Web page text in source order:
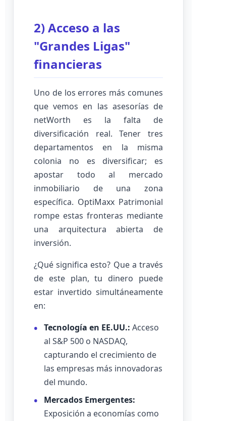
2) Acceso a las
"Grandes Ligas"
financieras
Uno de los errores más comunes
que vemos en las asesorías de
netWorth es la falta de
diversificación real. Tener tres
departamentos en la misma
colonia no es diversificar; es
apostar todo al mercado
inmobiliario de una zona
específica. OptiMaxx Patrimonial
rompe estas fronteras mediante
una arquitectura abierta de
inversión.
¿Qué significa esto? Que a través
de este plan, tu dinero puede
estar invertido simultáneamente
en:
Tecnología en EE.UU.: Acceso
al S&P 500 o NASDAQ,
capturando el crecimiento de
las empresas más innovadoras
del mundo.
Mercados Emergentes:
Exposición a economías como